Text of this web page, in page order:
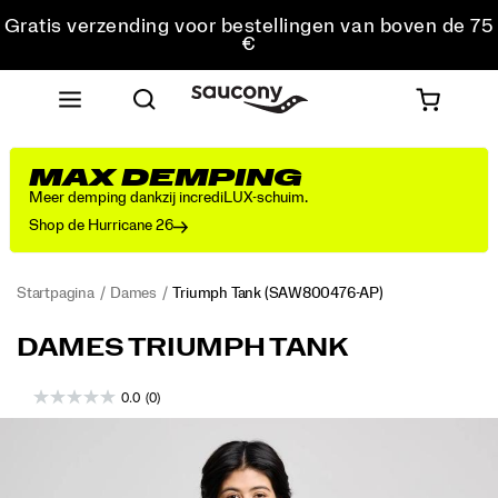
Gratis verzending voor bestellingen van boven de 75
€
Gratis retourzending voor alle bestellingen
Krijg 10% korting op je eerste bestelling
MAX DEMPING
Meer demping dankzij incrediLUX-schuim.
Shop de Hurricane 26
Startpagina Dames Triumph Tank (SAW800476-AP)
<p>Luxurious
stretches
https://www.saucony.com/BE/nl_BE/triumph-
DAMES TRIUMPH TANK
0.0 (0)